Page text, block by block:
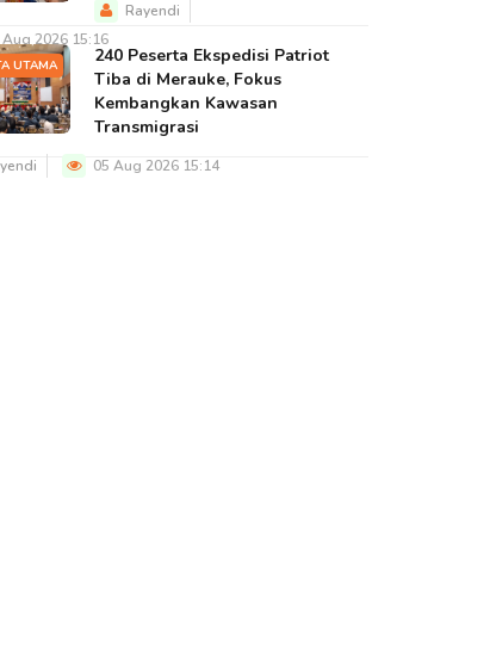
Rayendi
Aug 2026 15:16
UTAMA
240 Peserta Ekspedisi Patriot
Tiba di Merauke, Fokus
Kembangkan Kawasan
Transmigrasi
05 Aug 2026 15:14